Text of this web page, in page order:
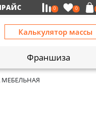
0 0
Калькулятор массы
Франшиза